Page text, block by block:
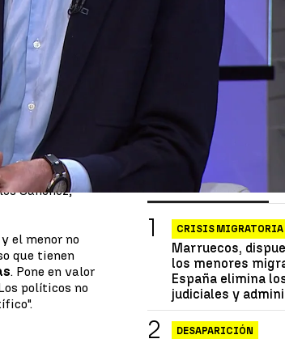
todo
que dicta que
su
manera
a través de
los niños trans
Sánchez,
el menor no
que tienen
. Pone en valor
políticos no
Las más vistas
CRISIS MIGRATORIA
Marruecos,
los menores
España elimina
judiciales y
DESAPARICIÓN